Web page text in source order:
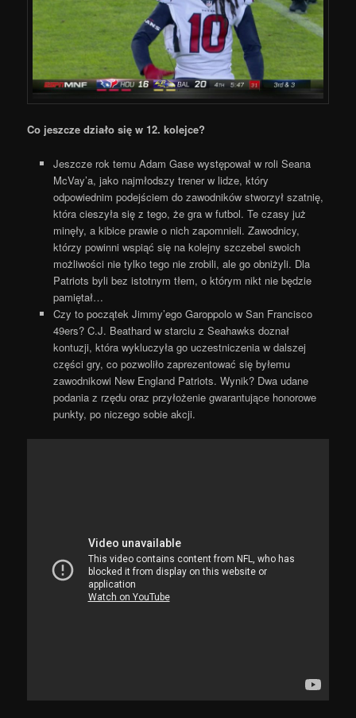
Co jeszcze działo się w 12. kolejce?
Jeszcze rok temu Adam Gase występował w roli Seana
McVay’a, jako najmłodszy trener w lidze, który
odpowiednim podejściem do zawodników stworzył szatnię,
która cieszyła się z tego, że gra w futbol. Te czasy już
minęły, a kibice prawie o nich zapomnieli. Zawodnicy,
którzy powinni wspiąć się na kolejny szczebel swoich
możliwości nie tylko tego nie zrobili, ale go obniżyli. Dla
Patriots byli bez istotnym tłem, o którym nikt nie będzie
pamiętał…
Czy to początek Jimmy’ego Garoppolo w San Francisco
49ers? C.J. Beathard w starciu z Seahawks doznał
kontuzji, która wykluczyła go uczestniczenia w dalszej
części gry, co pozwoliło zaprezentować się byłemu
zawodnikowi New England Patriots. Wynik? Dwa udane
podania z rzędu oraz przyłożenie gwarantujące honorowe
punkty, po niczego sobie akcji.